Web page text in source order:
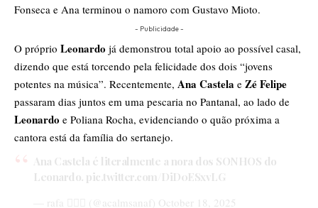
Fonseca e Ana terminou o namoro com Gustavo Mioto.
- Publicidade -
​O próprio Leonardo já demonstrou total apoio ao possível casal,
dizendo que está torcendo pela felicidade dos dois “jovens
potentes na música”. Recentemente, Ana Castela e Zé Felipe
passaram dias juntos em uma pescaria no Pantanal, ao lado de
Leonardo e Poliana Rocha, evidenciando o quão próxima a
cantora está da família do sertanejo.
Ana Castela é literalmente a nora dos SONHOS do
Leonardo. pic.twitter.com/DiD0ESxvLG
— rafa 🧙🏻‍♀️ (@acalmsanaf) October 18, 2025